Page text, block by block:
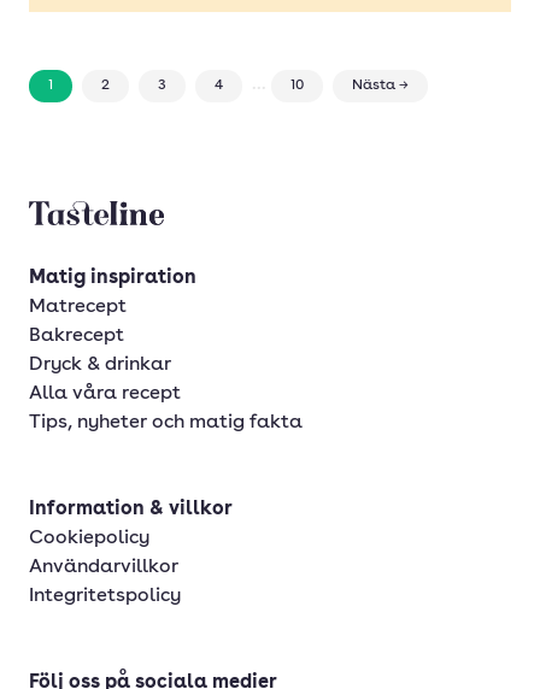
1 2 3 4 ... 10 Nästa →
Tasteline startsida
Matig inspiration
Matrecept
Bakrecept
Dryck & drinkar
Alla våra recept
Tips, nyheter och matig fakta
Information & villkor
Cookiepolicy
Användarvillkor
Integritetspolicy
Följ oss på sociala medier